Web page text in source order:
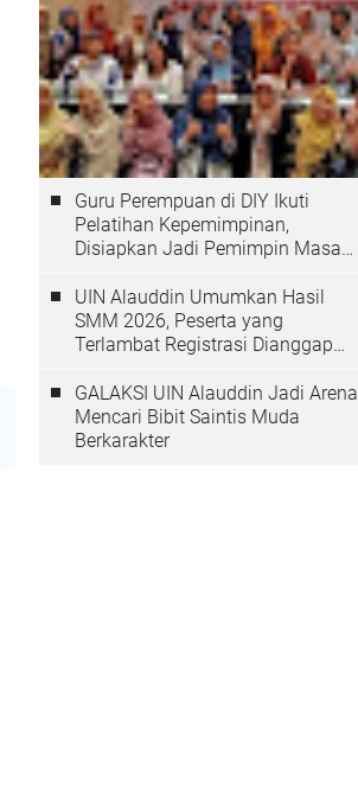
Guru Perempuan di DIY Ikuti
Pelatihan Kepemimpinan,
Disiapkan Jadi Pemimpin Masa
UIN Alauddin Umumkan Hasil
SMM 2026, Peserta yang
Terlambat Registrasi Dianggap
GALAKSI UIN Alauddin Jadi Arena
Mencari Bibit Saintis Muda
Berkarakter